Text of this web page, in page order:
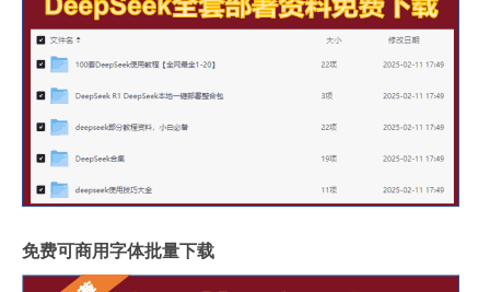
免费可商用字体批量下载